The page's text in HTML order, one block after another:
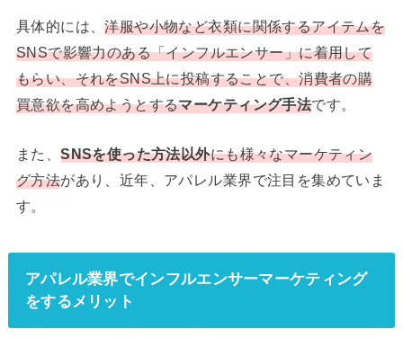
具体的には、洋服や小物など衣類に関係するアイテムを
SNSで影響力のある「インフルエンサー」に着用して
もらい、それをSNS上に投稿することで、消費者の購
買意欲を高めようとするマーケティング手法です。
また、SNSを使った方法以外にも様々なマーケティン
グ方法があり、近年、アパレル業界で注目を集めていま
す。
アパレル業界でインフルエンサーマーケティング
をするメリット